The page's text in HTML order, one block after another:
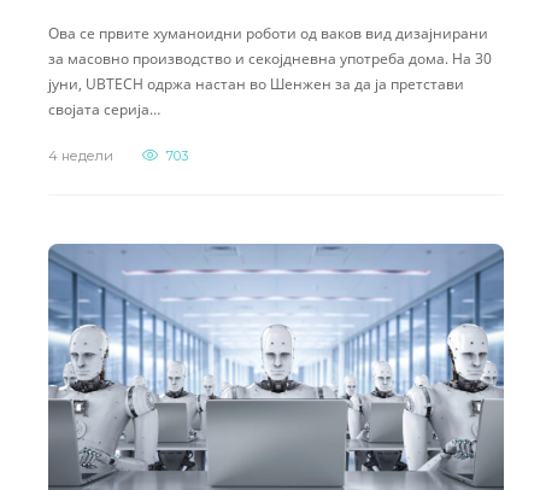
Ова се првите хуманоидни роботи од ваков вид дизајнирани
за масовно производство и секојдневна употреба дома. На 30
јуни, UBTECH одржа настан во Шенжен за да ја претстави
својата серија…
4 недели 703